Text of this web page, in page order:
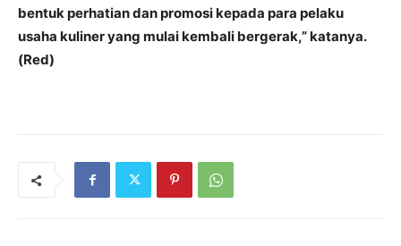
bentuk perhatian dan promosi kepada para pelaku
usaha kuliner yang mulai kembali bergerak,” katanya.
(Red)